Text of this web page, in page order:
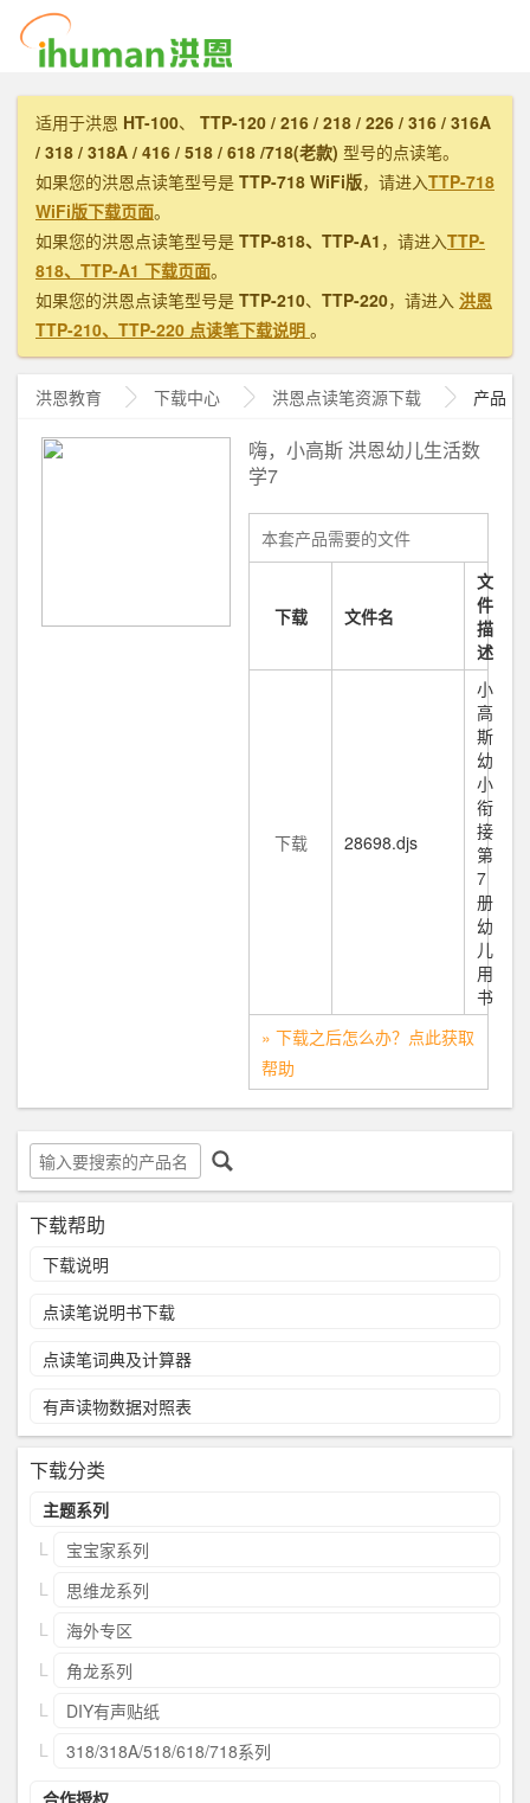
适用于洪恩 HT-100、 TTP-120 / 216 / 218 / 226 / 316 / 316A
/ 318 / 318A / 416 / 518 / 618 /718(老款) 型号的点读笔。
如果您的洪恩点读笔型号是 TTP-718 WiFi版，请进入TTP-718
WiFi版下载页面。
如果您的洪恩点读笔型号是 TTP-818、TTP-A1 ，请进入TTP-
818、TTP-A1 下载页面。
如果您的洪恩点读笔型号是 TTP-210、 TTP-220，请进入 洪恩
TTP-210、TTP-220 点读笔下载说明 。
洪恩教育 下载中心 洪恩点读笔资源下载 产品
嗨，小高斯 洪恩幼儿生活数
学7
本套产品需要的文件
下载 文件名
文
件
描
述
下载 28698.djs
小
高
斯
幼
小
衔
接
第
7
册
幼
儿
用
书
» 下载之后怎么办？点此获取
帮助
下载帮助
下载说明
点读笔说明书下载
点读笔词典及计算器
有声读物数据对照表
下载分类
主题系列
宝宝家系列
思维龙系列
海外专区
角龙系列
DIY有声贴纸
318/318A/518/618/718系列
合作授权